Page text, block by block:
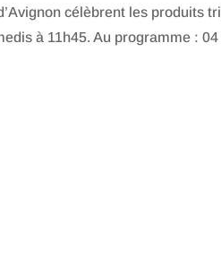
célèbrent les produits
à 11h45. Au programme :